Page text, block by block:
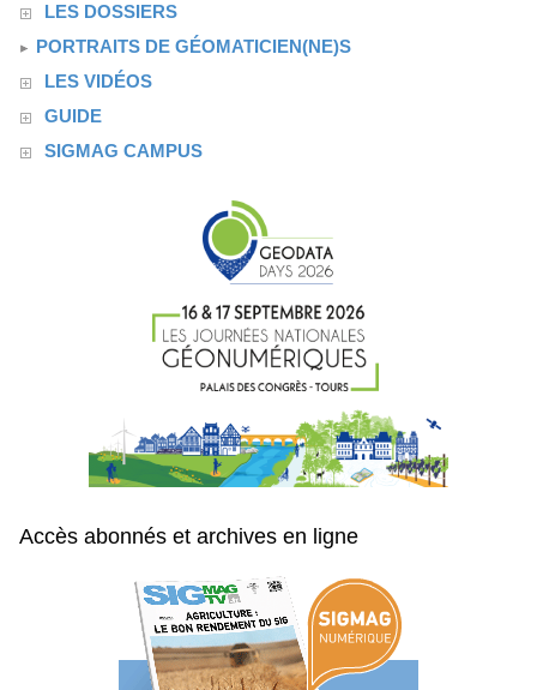
LES DOSSIERS
PORTRAITS DE GÉOMATICIEN(NE)S
LES VIDÉOS
GUIDE
SIGMAG CAMPUS
Accès abonnés et archives en ligne